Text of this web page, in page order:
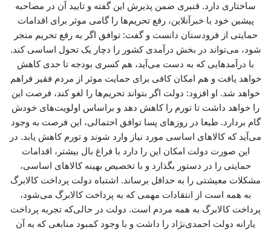
ساختاری دارد. قنبری ضمن پذیرش این گفته و تایید آن در مصاحبه
پیشین خود با خبرآنلاین، رفع تحریم‌ها را گامی موثر برای اقدامات
حمایتی از فرودستان دانست و گفت: توافق اگر به رفع تحریم منجر
شود، می‌تواند در بخش درآمدی کشور را دچار یک تحول اساسی کند.
با درآمدهایی که به دست می‌آید، هم کسری بودجه تا حدی کاهش
خواهد یافت و هم امکان کافی برای حمایت موثر از مردم فقیر فراهم
خواهد شد. او افزود: دولت اگر بتواند تحریم‌ها را لغو کند، فرصت این
را خواهد داشت تا تورم را کاهش دهد و براساس اولویت‌های خودش
گام بردارد. طبعا در روزهای پسا توافق احتمالی، این فرصت به وجود
می‌آید که کالاهای اساسی مورد نیاز وارد شوند و تورم کاهش یابد. در
این صورت دولت امکان این را دارد با فراغ بال بیشتر، اقدامات
حمایتی را در دستور بگذارد و با تخصیص بهینه کالاهای اساسی،
مشکلات معیشتی را به حداقل برساند. اشتباه دولت پرداخت کالابرگ
به همه است از انتقادات مهمی که به پرداخت کالابرگ می‌شود،
پرداخت کالابرگ به همه مردم است. دولت در حالی‌که تجربه پرداخت
یارانه دولت احمدی‌نژاد را داشت و با وجود کمبود منابعی که به آن